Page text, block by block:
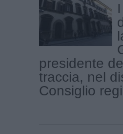
presidente
traccia, nel
Consiglio